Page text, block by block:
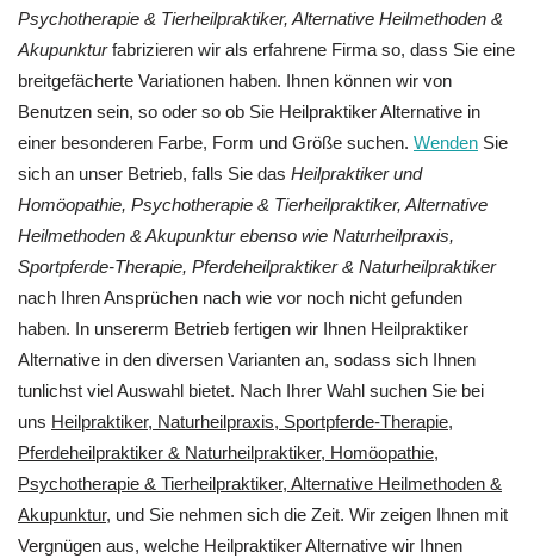
‎Psychotherapie & ‎Tierheilpraktiker, Alternative Heilmethoden &
Akupunkturfabrizieren wir als erfahrene Firma so, dass Sie eine
breitgefächerte Variationen haben. Ihnen können wir von
Benutzen sein, so oder so ob Sie Heilpraktiker Alternative in
einer besonderen Farbe, Form und Größe suchen. Wenden Sie
sich an unser Betrieb, falls Sie das Heilpraktiker und
‎Homöopathie, ‎Psychotherapie & ‎Tierheilpraktiker, Alternative
Heilmethoden & Akupunktur ebenso wie Naturheilpraxis,
Sportpferde-Therapie, Pferdeheilpraktiker & Naturheilpraktiker
nach Ihren Ansprüchen nach wie vor noch nicht gefunden
haben. In unsererm Betrieb fertigen wir Ihnen Heilpraktiker
Alternative in den diversen Varianten an, sodass sich Ihnen
tunlichst viel Auswahl bietet. Nach Ihrer Wahl suchen Sie bei
uns Heilpraktiker, Naturheilpraxis, Sportpferde-Therapie,
Pferdeheilpraktiker & Naturheilpraktiker, ‎Homöopathie,
‎Psychotherapie & ‎Tierheilpraktiker, Alternative Heilmethoden &
Akupunktur, und Sie nehmen sich die Zeit. Wir zeigen Ihnen mit
Vergnügen aus, welche Heilpraktiker Alternative wir Ihnen